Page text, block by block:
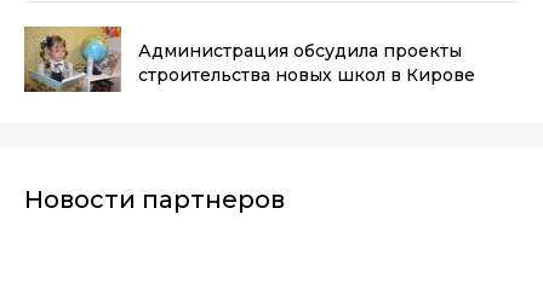
Администрация обсудила проекты
строительства новых школ в Кирове
Новости партнеров